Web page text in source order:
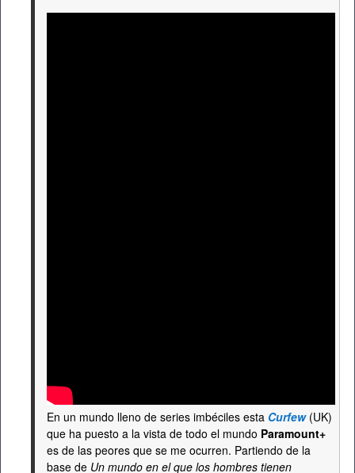
En un mundo lleno de series imbéciles esta Curfew (UK)
que ha puesto a la vista de todo el mundo Paramount+
es de las peores que se me ocurren. Partiendo de la
base de Un mundo en el que los hombres tienen